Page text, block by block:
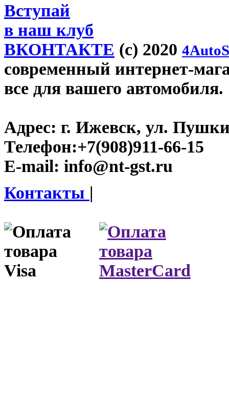
Вступай
в наш клуб
ВКОНТАКТЕ (c) 2020
современный интернет-
все для вашего автомобиля.
Адрес: г. Ижевск, ул.
Телефон:+7(908)911-66-15
E-mail: info@nt-gst.ru
Контакты |